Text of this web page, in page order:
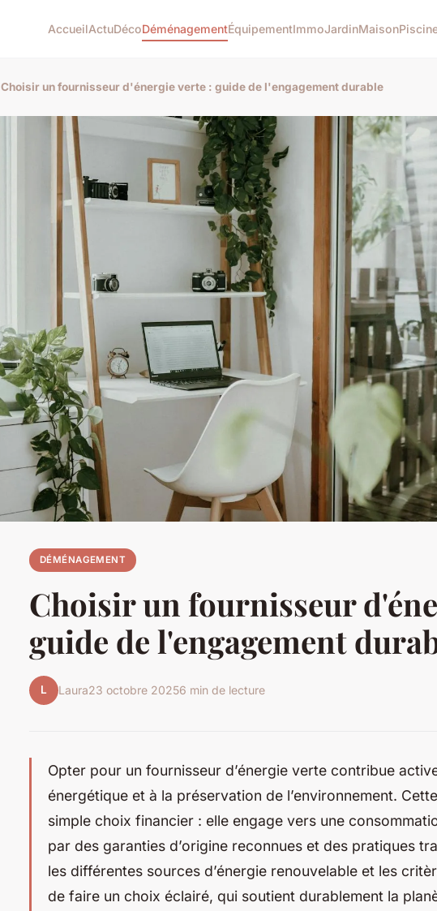
AccueilActuDécoDéménagementÉquipementImmoJardinMaison
Choisir un fournisseur d'énergie verte : guide de l'engagement durable
DÉMÉNAGEMENT
Choisir un fournisseur
guide de l'engagement
L Laura23 octobre 20256 min de lecture
Opter pour un fournisseur d’énergie verte contribue
énergétique et à la préservation de l’environnement.
simple choix financier : elle engage vers une
par des garanties d’origine reconnues et des pratiques
les différentes sources d’énergie renouvelable et les
de faire un choix éclairé, qui soutient durablement la